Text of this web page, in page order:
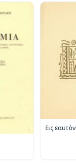
Εις εαυτόν